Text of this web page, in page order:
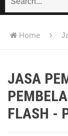
Home
JASA
FLASH -